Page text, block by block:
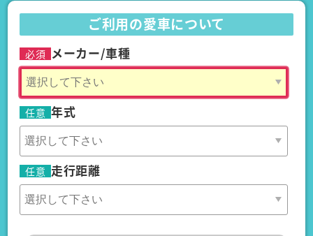
ご利用の愛車について
必須 メーカー/車種
任意 年式
任意 走行距離